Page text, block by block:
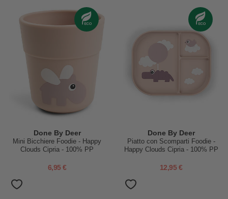
Done By Deer
Mini Bicchiere Foodie - Happy
Clouds Cipria - 100% PP
6,95 €
Done By Deer
Piatto con Scomparti Foodie -
Happy Clouds Cipria - 100% PP
12,95 €